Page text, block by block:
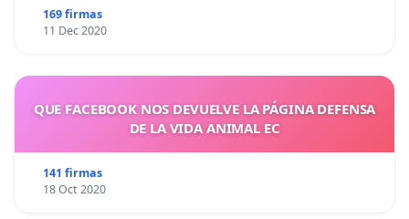
169 firmas
11 Dec 2020
QUE FACEBOOK NOS DEVUELVE LA PÁGINA DEFENSA
DE LA VIDA ANIMAL EC
141 firmas
18 Oct 2020